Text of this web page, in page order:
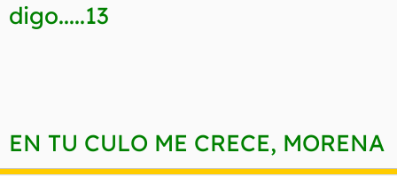
digo.....13
EN TU CULO ME CRECE, MORENA